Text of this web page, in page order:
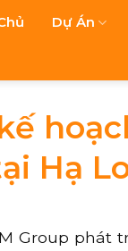
Dự Án
Hạ
Group phát